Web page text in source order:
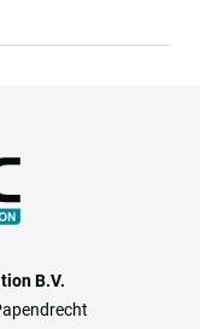
B.V.